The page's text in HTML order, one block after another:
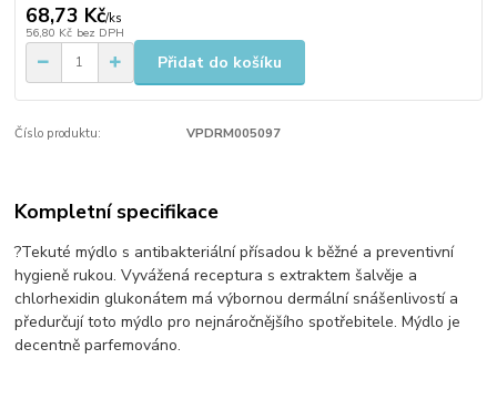
68,73 Kč/ks
56,80 Kč bez DPH
Přidat do košíku
Číslo produktu: VPDRM005097
Kompletní specifikace
?Tekuté mýdlo s antibakteriální přísadou k běžné a preventivní
hygieně rukou. Vyvážená receptura s extraktem šalvěje a
chlorhexidin glukonátem má výbornou dermální snášenlivostí a
předurčují toto mýdlo pro nejnáročnějšího spotřebitele. Mýdlo je
decentně parfemováno.